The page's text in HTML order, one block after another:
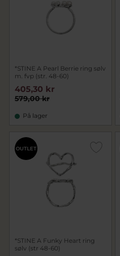
*STINE A Pearl Berrie ring sølv
m. fvp (str. 48-60)
579,00 kr
405,30 kr
På lager
OUTLET
*STINE A Funky Heart ring
sølv (str 48-60)